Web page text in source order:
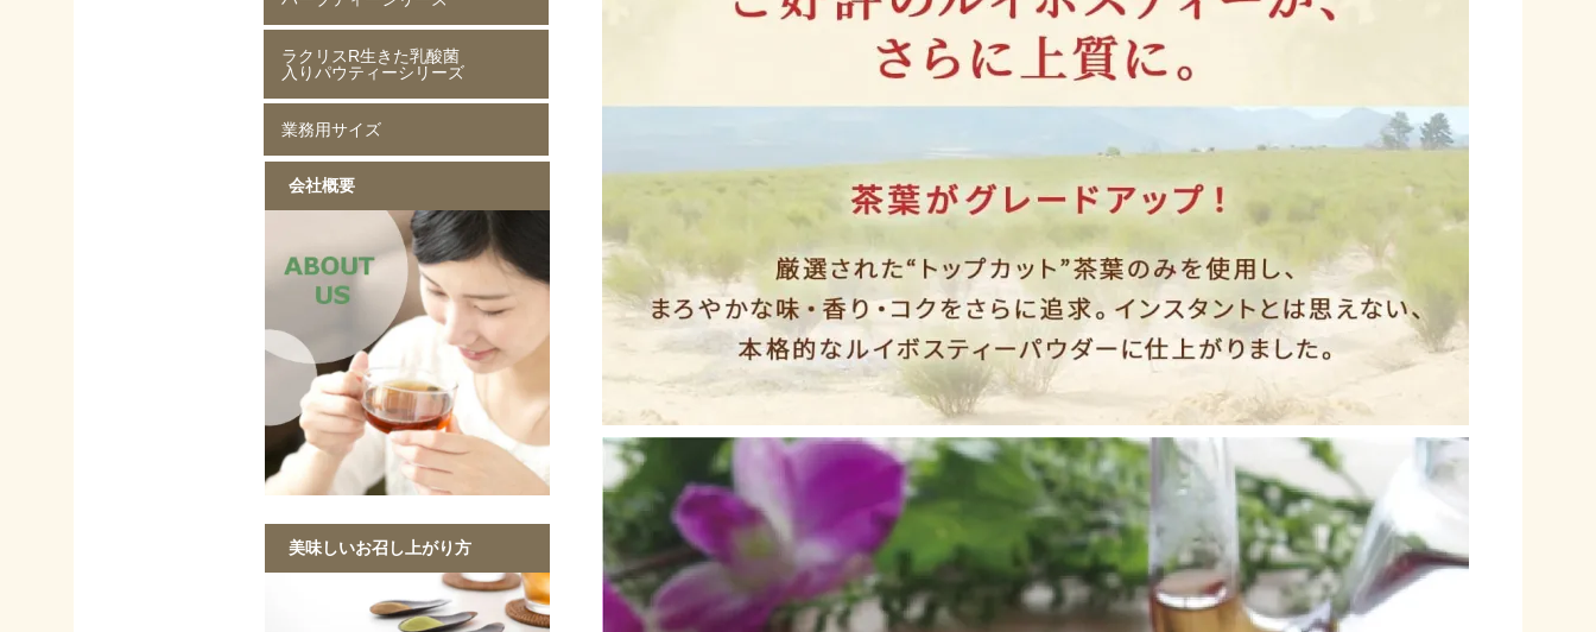
ジャスミン茶 80g
ジャスミン茶 250g
ルイボスティー 50g
ルイボスティー 250g
ラクリスR生きた乳酸菌
入りパウティーシリーズ
ラクリスR生きた乳酸菌入り
緑茶 40g
ラクリスR生きた乳酸菌入り
黒烏龍茶 40g
ラクリスR生きた乳酸菌入り
ジャスミン茶 40g
ラクリスR生きた乳酸菌入り
ルイボスティー 40g
業務用サイズ
黒ウーロン茶 1kg
ジャスミンが香る
黒ウーロン茶 1kg
ストレート紅茶 1kg
香ばしい麦茶 1kg
烏龍茶 1kg
ほうじ茶 1kg
緑茶 1kg
会社概要
美味しいお召し上がり方